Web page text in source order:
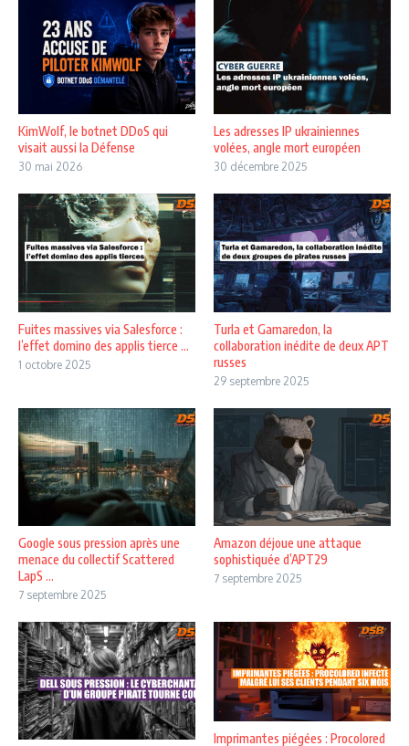
KimWolf, le botnet DDoS qui
visait aussi la Défense
30 mai 2026
Les adresses IP ukrainiennes
volées, angle mort européen
30 décembre 2025
Fuites massives via Salesforce :
l’effet domino des applis tierce ...
1 octobre 2025
Turla et Gamaredon, la
collaboration inédite de deux APT
russes
29 septembre 2025
Google sous pression après une
menace du collectif Scattered
LapS ...
7 septembre 2025
Amazon déjoue une attaque
sophistiquée d’APT29
7 septembre 2025
Imprimantes piégées : Procolored